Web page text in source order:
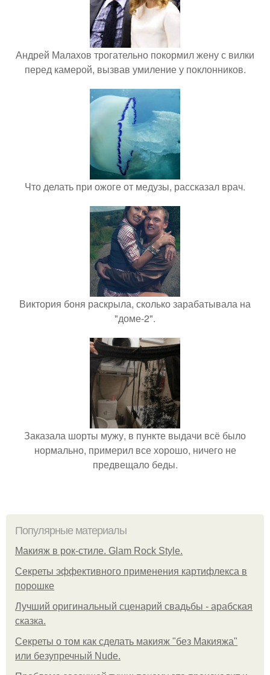
Андрей Малахов трогательно покормил жену с вилки
перед камерой, вызвав умиление у поклонников.
Что делать при ожоге от медузы, рассказал врач.
Виктория боня раскрыла, сколько зарабатывала на
"доме-2".
Заказала шорты мужу, в пункте выдачи всё было
нормально, примерил все хорошо, ничего не
предвещало беды.
Популярные материалы
Макияж в рок-стиле. Glam Rock Style.
Секреты эффективного применения картифлекса в
порошке
Лучший оригинальный сценарий свадьбы - арабская
сказка.
Секреты о том как сделать макияж "без Макияжа"
или безупречный Nude.